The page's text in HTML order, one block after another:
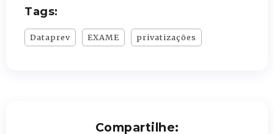
Tags:
Dataprev EXAME privatizações
Compartilhe: